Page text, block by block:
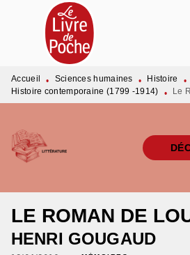
MENU RECHERCHE
PIED DE PAGE
Accueil • Sciences humaines • Histoire
•
Histoire contemporaine (1799 -1914)
• Le
LE ROMAN DE
HENRI GOUGAUD